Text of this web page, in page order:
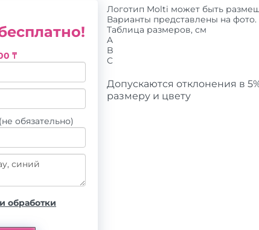
₸
обязательно)
обработки
Логотип Molti может быть
Варианты представлены на фото.
Таблица размеров, см
A
B
C
Допускаются отклонения в
размеру и цвету